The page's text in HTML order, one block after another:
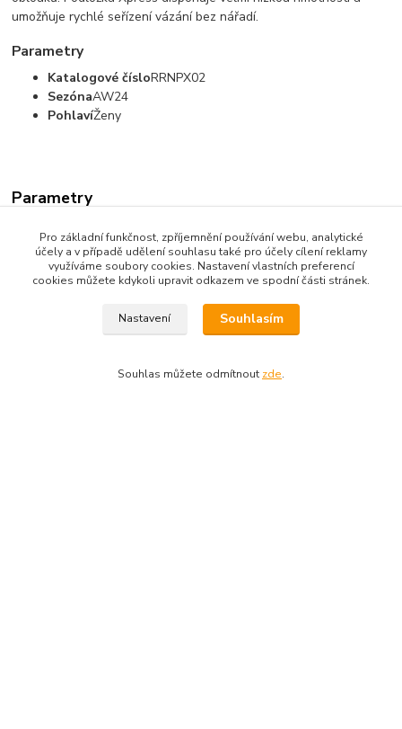
umožňuje rychlé seřízení vázání bez nářadí.
Parametry
Katalogové čísloRRNPX02
SezónaAW24
PohlavíŽeny
Parametry
Dostupnost Skladem
Barva Bílá
Rossignol
Pro základní funkčnost, zpříjemnění používání webu, analytické
účely a v případě udělení souhlasu také pro účely cílení reklamy
využíváme soubory cookies. Nastavení vlastních preferencí
cookies můžete kdykoli upravit odkazem ve spodní části stránek.
Nastavení Souhlasím
Souhlas můžete odmítnout zde.